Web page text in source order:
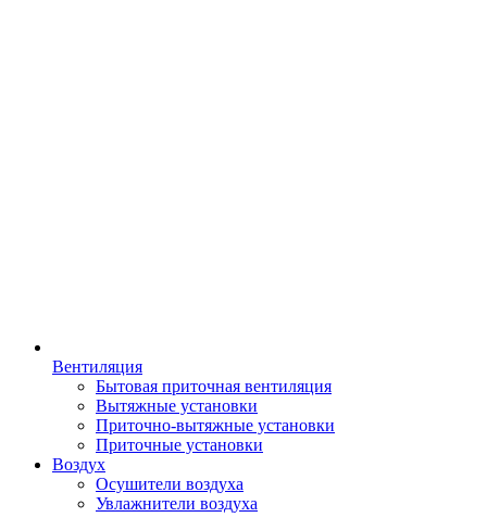
Вентиляция
Бытовая приточная вентиляция
Вытяжные установки
Приточно-вытяжные установки
Приточные установки
Воздух
Осушители воздуха
Увлажнители воздуха